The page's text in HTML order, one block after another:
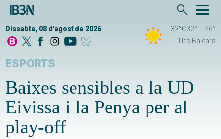
Dissabte, 08 d'agost de 2026 32°C32°
26°
Illes Balears
ESPORTS
Baixes sensibles a la UD
Eivissa i la Penya per al
play-off